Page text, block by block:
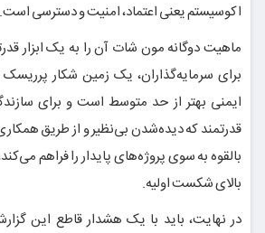
اکوسیستم یعنی اعتماد، امنیت و دسترسی است.
ماهیت دوگانه مون شات آن را به یک ابزار
برای سرمایه‌گذاران، یک زمین شکار
ایمنی بهتر از حد متوسط است و برای
بالقوه به سوی پروژه‌های پایدار را فراهم
بالای شکست اولیه.
در نهایت، باید با یک هشدار قاطع این